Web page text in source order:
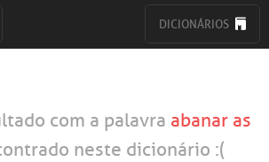
DICIONÁRIOS
com a palavra abanar as
neste dicionário :(